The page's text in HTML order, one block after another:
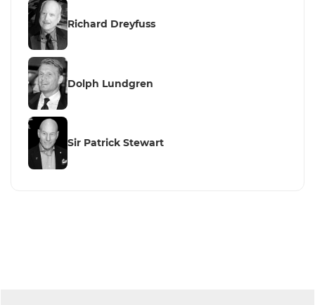
Richard Dreyfuss
Dolph Lundgren
Sir Patrick Stewart